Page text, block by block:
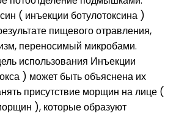
( инъекции ботулотоксина )
пищевого отравления,
переносимый микробами.
использования Инъекции
) может быть объяснена их
присутствие морщин на лице (
), которые образуют